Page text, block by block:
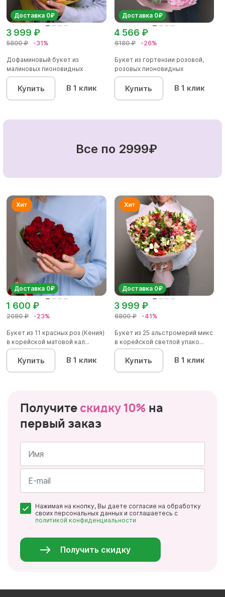
Доставка 0₽
5800 ₽ -31%
3 999 ₽
Дофаминовый букет из
малиновых пионовидных
кустовых роз...
Купить В 1 клик
Доставка 0₽
6180 ₽ -26%
4 566 ₽
Букет из гортензии розовой,
розовых пионовидных
кустовы...
Купить В 1 клик
Все по 2999₽
Доставка 0₽
2090 ₽ -23%
1 600 ₽
Букет из 11 красных роз (Кения)
в корейской матовой кал...
Купить В 1 клик
Доставка 0₽
6800 ₽ -41%
3 999 ₽
Букет из 25 альстромерий микс
в корейской светлой упако...
Купить В 1 клик
Получите скидку 10% на
первый заказ
Имя
*
Нажимая на кнопку, Вы даете согласие на обработку
своих персональных данных и соглашаетесь с
политикой конфиденциальности
Получить скидку